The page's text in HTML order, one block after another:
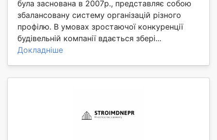
була заснована в 2007р., представляє собою
збалансовану систему організацій різного
профілю. В умовах зростаючої конкуренції
будівельній компанії вдається збері...
Докладніше